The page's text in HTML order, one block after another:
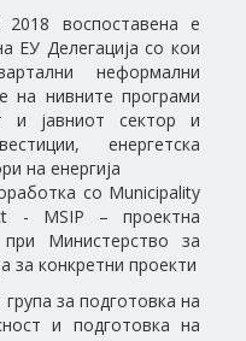
воспоставена е
ЕУ Делегација со кои
неформални
на нивните програми
и јавниот сектор и
енергетска
на енергија
со Municipality
- MSIP – проектна
Министерство за
за конкретни проекти
за подготовка на
и подготовка на